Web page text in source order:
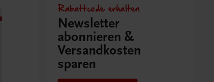
Rabattcode erhalten
Newsletter
abonnieren &
Versandkosten
sparen